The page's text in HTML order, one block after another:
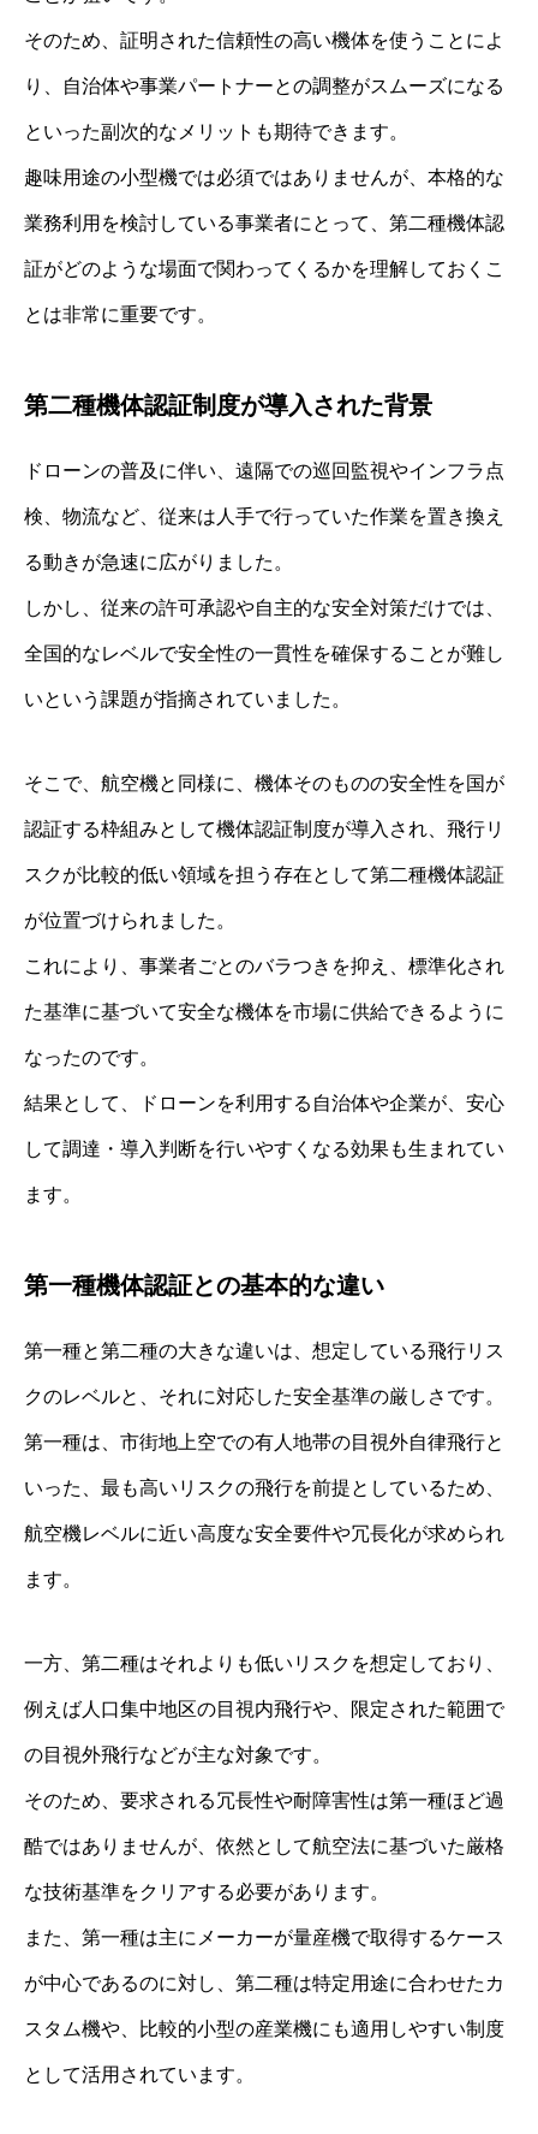
そのため、証明された信頼性の高い機体を使うことによ
り、自治体や事業パートナーとの調整がスムーズになる
といった副次的なメリットも期待できます。
趣味用途の小型機では必須ではありませんが、本格的な
業務利用を検討している事業者にとって、第二種機体認
証がどのような場面で関わってくるかを理解しておくこ
とは非常に重要です。
第二種機体認証制度が導入された背景
ドローンの普及に伴い、遠隔での巡回監視やインフラ点
検、物流など、従来は人手で行っていた作業を置き換え
る動きが急速に広がりました。
しかし、従来の許可承認や自主的な安全対策だけでは、
全国的なレベルで安全性の一貫性を確保することが難し
いという課題が指摘されていました。
そこで、航空機と同様に、機体そのものの安全性を国が
認証する枠組みとして機体認証制度が導入され、飛行リ
スクが比較的低い領域を担う存在として第二種機体認証
が位置づけられました。
これにより、事業者ごとのバラつきを抑え、標準化され
た基準に基づいて安全な機体を市場に供給できるように
なったのです。
結果として、ドローンを利用する自治体や企業が、安心
して調達・導入判断を行いやすくなる効果も生まれてい
ます。
第一種機体認証との基本的な違い
第一種と第二種の大きな違いは、想定している飛行リス
クのレベルと、それに対応した安全基準の厳しさです。
第一種は、市街地上空での有人地帯の目視外自律飛行と
いった、最も高いリスクの飛行を前提としているため、
航空機レベルに近い高度な安全要件や冗長化が求められ
ます。
一方、第二種はそれよりも低いリスクを想定しており、
例えば人口集中地区の目視内飛行や、限定された範囲で
の目視外飛行などが主な対象です。
そのため、要求される冗長性や耐障害性は第一種ほど過
酷ではありませんが、依然として航空法に基づいた厳格
な技術基準をクリアする必要があります。
また、第一種は主にメーカーが量産機で取得するケース
が中心であるのに対し、第二種は特定用途に合わせたカ
スタム機や、比較的小型の産業機にも適用しやすい制度
として活用されています。